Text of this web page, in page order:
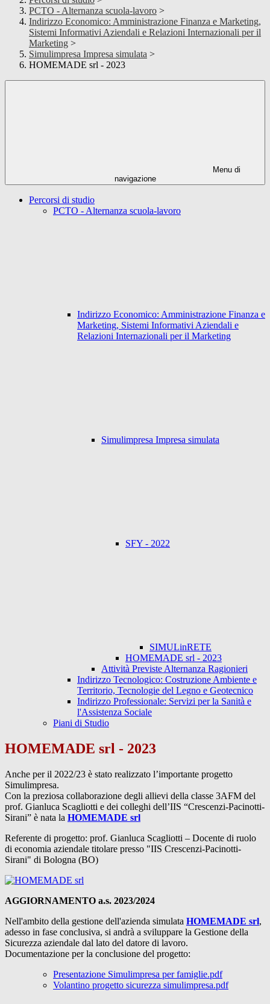
PCTO - Alternanza scuola-lavoro >
Indirizzo Economico: Amministrazione Finanza e Marketing,
Sistemi Informativi Aziendali e Relazioni Internazionali per il
Marketing >
Simulimpresa Impresa simulata >
HOMEMADE srl - 2023
Menu di
navigazione
Percorsi di studio
PCTO - Alternanza scuola-lavoro
Indirizzo Economico: Amministrazione Finanza e
Marketing, Sistemi Informativi Aziendali e
Relazioni Internazionali per il Marketing
Simulimpresa Impresa simulata
SFY - 2022
SIMULinRETE
HOMEMADE srl - 2023
Attività Previste Alternanza Ragionieri
Indirizzo Tecnologico: Costruzione Ambiente e
Territorio, Tecnologie del Legno e Geotecnico
Indirizzo Professionale: Servizi per la Sanità e
l'Assistenza Sociale
Piani di Studio
HOMEMADE srl - 2023
Anche per il 2022/23 è stato realizzato l’importante progetto
Simulimpresa.
Con la preziosa collaborazione degli allievi della classe 3AFM del
prof. Gianluca Scagliotti e dei colleghi dell’IIS “Crescenzi-Pacinotti-
Sirani” è nata la HOMEMADE srl
Referente di progetto: prof. Gianluca Scagliotti – Docente di ruolo
di economia aziendale titolare presso "IIS Crescenzi-Pacinotti-
Sirani" di Bologna (BO)
AGGIORNAMENTO a.s. 2023/2024
Nell'ambito della gestione dell'azienda simulata HOMEMADE srl,
adesso in fase conclusiva, si andrà a sviluppare la Gestione della
Sicurezza aziendale dal lato del datore di lavoro.
Documentazione per la conclusione del progetto:
Presentazione Simulimpresa per famiglie.pdf
Volantino progetto sicurezza simulimpresa.pdf